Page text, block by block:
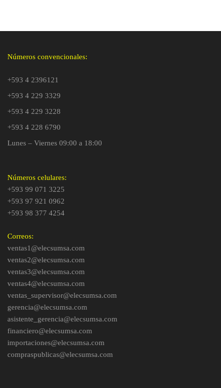
Números convencionales:
+593 4 2396121
+593 4 229 3329
+593 4 229 3228
+593 4 228 6790
Lunes – Viernes 09:00 a 18:00
Números celulares:
+593 99 071 3225
+593 97 921 0962
+593 98 377 4254
Correos:
ventas1@elecsumsa.com
ventas2@elecsumsa.com
ventas3@elecsumsa.com
ventas4@elecsumsa.com
ventas_supervisor@elecsumsa.com
gerencia@elecsumsa.com
asistente_gerencia@elecsumsa.com
financiero@elecsumsa.com
importaciones@elecsumsa.com
compraspublicas@elecsumsa.com